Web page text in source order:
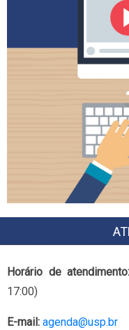
Horário de atendimento:
17:00)
E-mail: agenda@usp.br